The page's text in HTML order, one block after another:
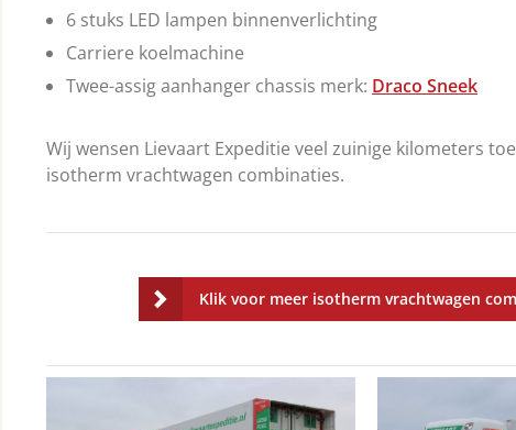
6 stuks LED lampen binnenverlichting
Carriere koelmachine
Twee-assig aanhanger chassis merk: Draco Sneek
Wij wensen Lievaart Expeditie veel zuinige kilometers
isotherm vrachtwagen combinaties.
Klik voor meer isotherm vrachtwagen